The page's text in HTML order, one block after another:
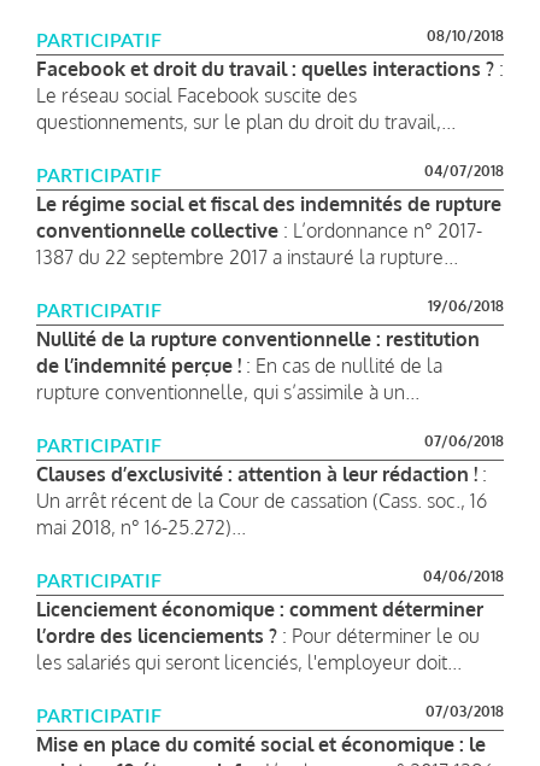
PARTICIPATIF 08/10/2018
Facebook et droit du travail : quelles interactions ? :
Le réseau social Facebook suscite des
questionnements, sur le plan du droit du travail,...
PARTICIPATIF 04/07/2018
Le régime social et fiscal des indemnités de rupture
conventionnelle collective : L’ordonnance n° 2017-
1387 du 22 septembre 2017 a instauré la rupture...
PARTICIPATIF 19/06/2018
Nullité de la rupture conventionnelle : restitution
de l’indemnité perçue ! : En cas de nullité de la
rupture conventionnelle, qui s’assimile à un...
PARTICIPATIF 07/06/2018
Clauses d’exclusivité : attention à leur rédaction ! :
Un arrêt récent de la Cour de cassation (Cass. soc., 16
mai 2018, n° 16-25.272)...
PARTICIPATIF 04/06/2018
Licenciement économique : comment déterminer
l’ordre des licenciements ? : Pour déterminer le ou
les salariés qui seront licenciés, l'employeur doit...
PARTICIPATIF 07/03/2018
Mise en place du comité social et économique : le